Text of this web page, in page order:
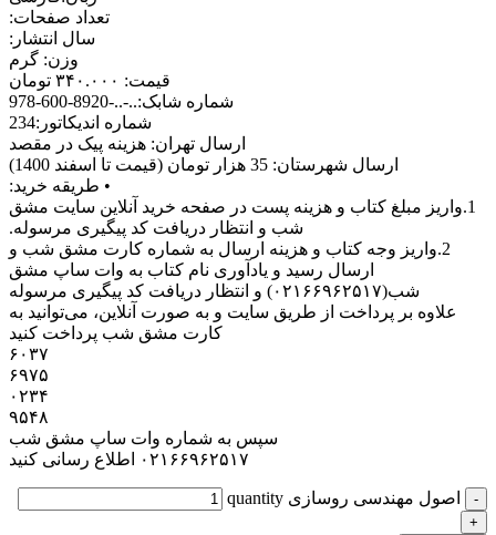
تعداد صفحات:
سال انتشار:
وزن: گرم
قیمت: ۳۴۰.۰۰۰ تومان
شماره شابک:..-..-8920-600-978
شماره اندیکاتور:234
ارسال تهران: هزینه پیک در مقصد
ارسال شهرستان: 35 هزار تومان (قیمت تا اسفند 1400)
• طریقه خرید:
1.واریز مبلغ کتاب و هزینه پست در صفحه خرید آنلاین سایت مشق
شب و انتظار دریافت کد پیگیری مرسوله.
2.واریز وجه کتاب و هزینه ارسال به شماره کارت مشق شب و
ارسال رسید و یادآوری نام کتاب به وات ساپ مشق
شب(۰۲۱۶۶۹۶۲۵۱۷) و انتظار دریافت کد پیگیری مرسوله
علاوه بر پرداخت از طریق سایت و به صورت آنلاین، می‌توانید به
کارت مشق شب پرداخت کنید
۶۰۳۷
۶۹۷۵
۰۲۳۴
۹۵۴۸
سپس به شماره وات ساپ مشق شب
۰۲۱۶۶۹۶۲۵۱۷ اطلاع رسانی کنید
اصول مهندسی روسازی quantity